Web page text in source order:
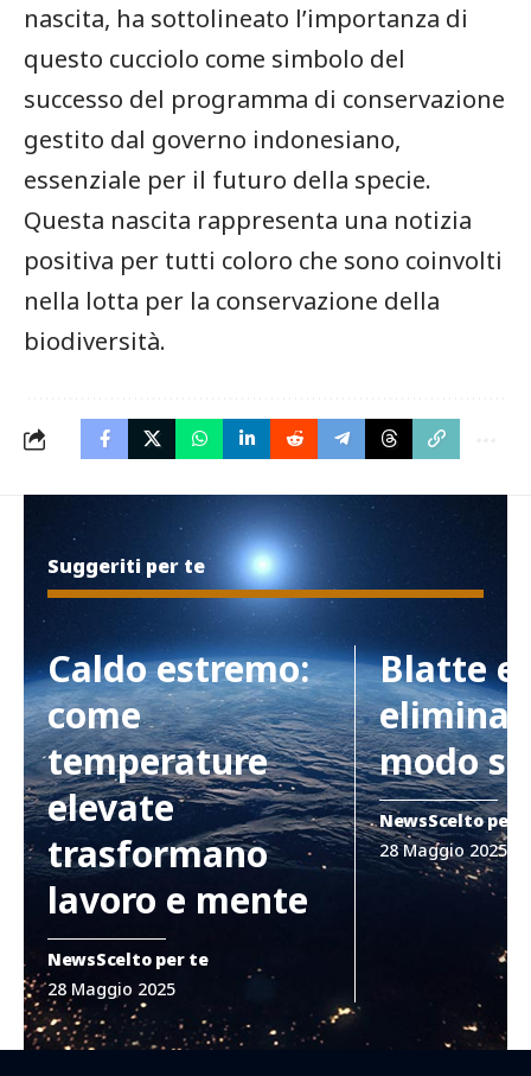
nascita, ha sottolineato l’importanza di⁣
questo cucciolo come simbolo del
⁣successo del programma di ⁤conservazione
gestito dal governo indonesiano,
essenziale per il futuro della specie.
Questa nascita ​rappresenta una notizia⁤
positiva per tutti ​coloro che sono coinvolti
nella⁤ lotta per la conservazione della
⁤biodiversità.
Suggeriti per te
Caldo estremo:
come
temperature
elevate
trasformano
lavoro e mente
NewsScelto per te
28 Maggio 2025
Blatte e
modo
NewsScelto per
28 Maggio 2025